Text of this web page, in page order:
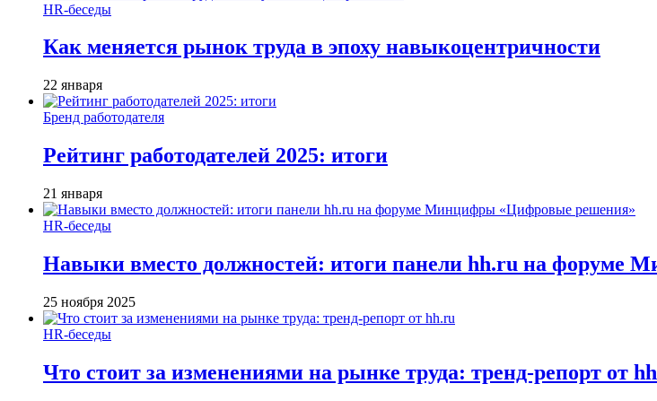
HR-беседы
Как меняется рынок труда в эпоху навыкоцентричности
22 января
Бренд работодателя
Рейтинг работодателей 2025: итоги
21 января
HR-беседы
Навыки вместо должностей: итоги панели hh.ru на форуме
25 ноября 2025
HR-беседы
Что стоит за изменениями на рынке труда: тренд-репорт от